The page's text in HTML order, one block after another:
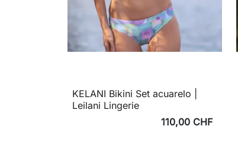
KELANI Bikini Set acuarelo |
Leilani Lingerie
110,00 CHF